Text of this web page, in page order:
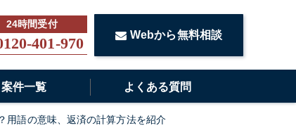
401-970 Webから無料相談
案件一覧 よくある質問
用語の意味、返済の計算方法を紹介